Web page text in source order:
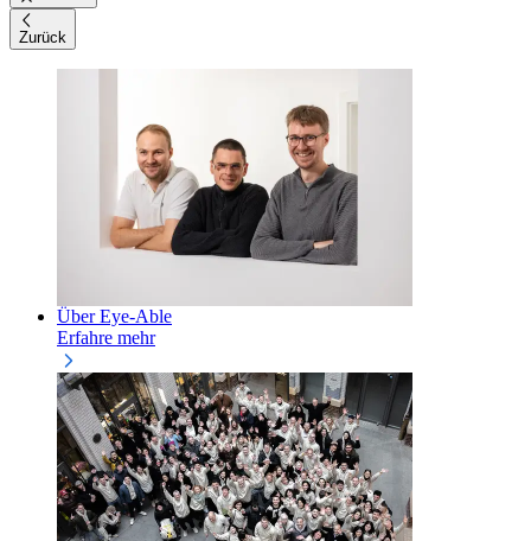
Zurück
Über Eye-Able
Erfahre mehr